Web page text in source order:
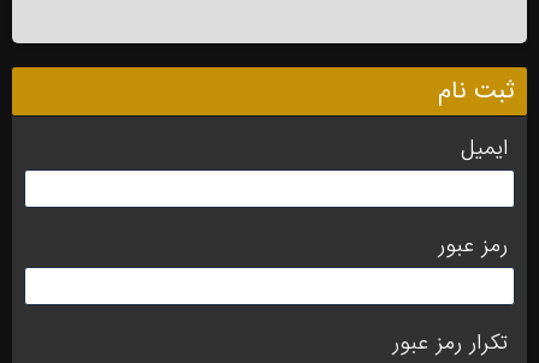
ثبت نام
ایمیل
رمز عبور
تکرار رمز عبور